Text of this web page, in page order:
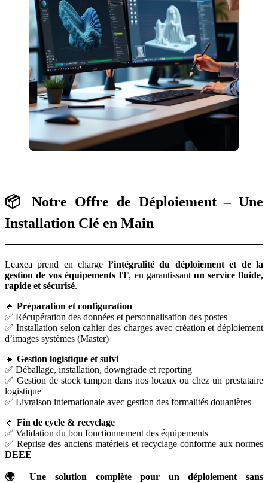
📦 Notre Offre de Déploiement – Une
Installation Clé en Main
Leaxea prend en charge l’intégralité du déploiement et de la
gestion de vos équipements IT, en garantissant un service fluide,
rapide et sécurisé.
🔹 Préparation et configuration
✅ Récupération des données et personnalisation des postes
✅ Installation selon cahier des charges avec création et déploiement
d’images systèmes (Master)
🔹 Gestion logistique et suivi
✅ Déballage, installation, downgrade et reporting
✅ Gestion de stock tampon dans nos locaux ou chez un prestataire
logistique
✅ Livraison internationale avec gestion des formalités douanières
🔹 Fin de cycle & recyclage
✅ Validation du bon fonctionnement des équipements
✅ Reprise des anciens matériels et recyclage conforme aux normes
DEEE
🌍 Une solution complète pour un déploiement sans